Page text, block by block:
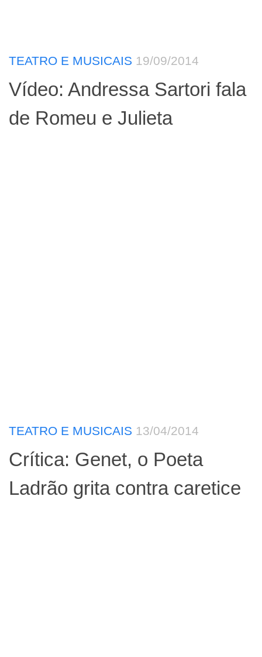
TEATRO E MUSICAIS 19/09/2014
Vídeo: Andressa Sartori fala
de Romeu e Julieta
TEATRO E MUSICAIS 13/04/2014
Crítica: Genet, o Poeta
Ladrão grita contra caretice